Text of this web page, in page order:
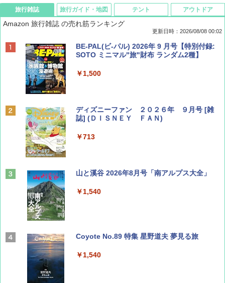
旅行雑誌
Amazon 旅行雑誌 の売れ筋ランキング
更新日時：2026/08/08 00:02
BE-PAL(ビ-パル) 2026年 9 月号【特別付録:
SOTO ミニマル"旅"財布 ランダム2種】
￥1,500
ディズニーファン ２０２６年 ９月号 [雑
誌] (ＤＩＳＮＥＹ ＦＡＮ)
￥713
山と溪谷 2026年8月号「南アルプス大全」
￥1,540
Coyote No.89 特集 星野道夫 夢見る旅
￥1,540
旅行ガイド・地図 テント アウトドア